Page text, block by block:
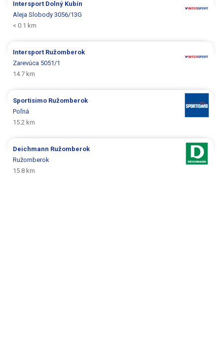
Intersport Dolný Kubín
Aleja Slobody 3056/13G
< 0.1 km
Intersport Ružomberok
Zarevúca 5051/1
14.7 km
Sportisimo Ružomberok
Poľná
15.2 km
Deichmann Ružomberok
Ružomberok
15.8 km